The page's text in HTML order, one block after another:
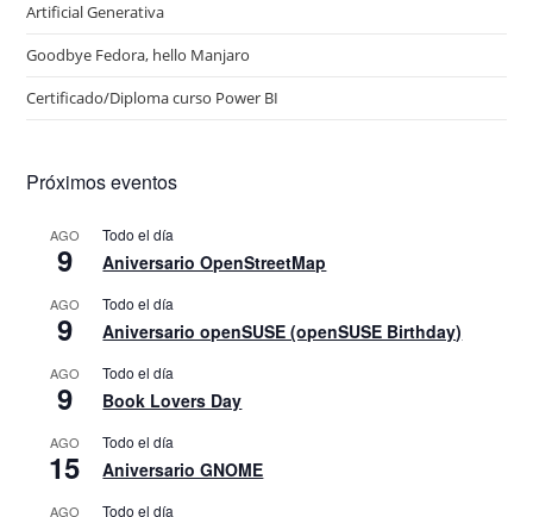
Artificial Generativa
Goodbye Fedora, hello Manjaro
Certificado/Diploma curso Power BI
Próximos eventos
AGO
9
Todo el día
Aniversario OpenStreetMap
AGO
9
Todo el día
Aniversario openSUSE (openSUSE Birthday)
AGO
9
Todo el día
Book Lovers Day
AGO
15
Todo el día
Aniversario GNOME
AGO Todo el día